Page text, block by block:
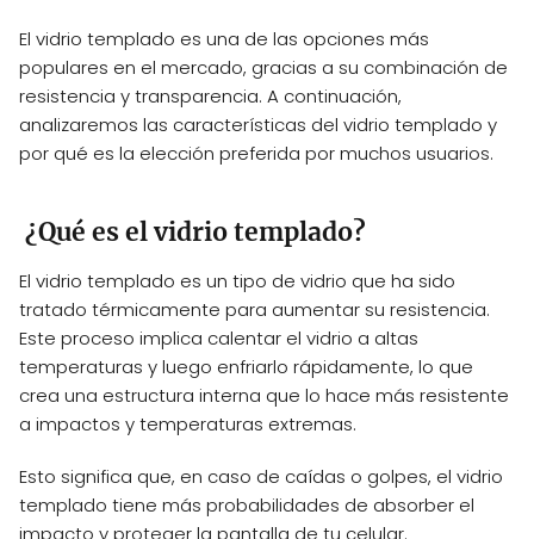
El vidrio templado es una de las opciones más
populares en el mercado, gracias a su combinación de
resistencia y transparencia. A continuación,
analizaremos las características del vidrio templado y
por qué es la elección preferida por muchos usuarios.
¿Qué es el vidrio templado?
El vidrio templado es un tipo de vidrio que ha sido
tratado térmicamente para aumentar su resistencia.
Este proceso implica calentar el vidrio a altas
temperaturas y luego enfriarlo rápidamente, lo que
crea una estructura interna que lo hace más resistente
a impactos y temperaturas extremas.
Esto significa que, en caso de caídas o golpes, el vidrio
templado tiene más probabilidades de absorber el
impacto y proteger la pantalla de tu celular.